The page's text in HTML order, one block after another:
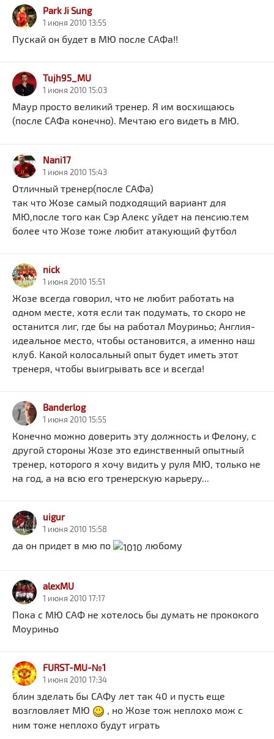
Park Ji Sung
1 июня 2010 13:55
Пускай он будет в МЮ после САФа!!
Tujh95_MU
1 июня 2010 15:03
Маур просто великий тренер. Я им восхищаюсь
(после САФа конечно). Мечтаю его видеть в МЮ.
Nani17
1 июня 2010 15:43
Отличный тренер(после САФа)
так что Жозе самый подходящий вариант для
МЮ,после того как Сэр Алекс уйдет на пенсию.тем
более что Жозе тоже любит атакующий футбол
nick
1 июня 2010 15:51
Жозе всегда говорил, что не любит работать на
одном месте, хотя если так подумать, то скоро не
останится лиг, где бы на работал Моуриньо; Англия-
идеальное место, чтобы остановится, а именно наш
клуб. Какой колосальный опыт будет иметь этот
тренеря, чтобы выигрывать все и всегда!
Banderlog
1 июня 2010 15:55
Конечно можно доверить эту должность и Фелону, с
другой стороны Жозе это единственный опытный
тренер, которого я хочу видить у руля МЮ, только не
на год, а на всю его тренерскую карьеру...
uigur
1 июня 2010 15:58
да он придет в мю по любому
alexMU
1 июня 2010 17:17
Пока с МЮ САФ не хотелось бы думать не прококого
Моуриньо
FURST-MU-№1
1 июня 2010 17:34
блин зделать бы САФу лет так 40 и пусть еще
возгловляет МЮ
, но Жозе тож неплохо мож с
ним тоже неплохо будут играть